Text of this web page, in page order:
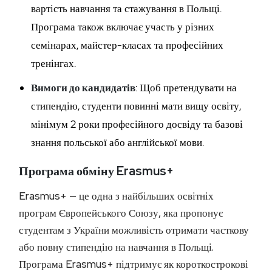
вартість навчання та стажування в Польщі.
Програма також включає участь у різних
семінарах, майстер-класах та професійних
тренінгах.
Вимоги до кандидатів: Щоб претендувати на
стипендію, студенти повинні мати вищу освіту,
мінімум 2 роки професійного досвіду та базові
знання польської або англійської мови.
Програма обміну Erasmus+
Erasmus+ — це одна з найбільших освітніх
програм Європейського Союзу, яка пропонує
студентам з України можливість отримати часткову
або повну стипендію на навчання в Польщі.
Програма Erasmus+ підтримує як короткострокові